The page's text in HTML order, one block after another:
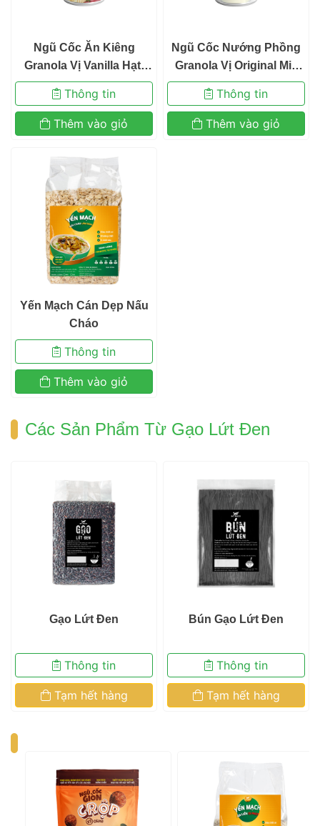
Ngũ Cốc Ăn Kiêng
Granola Vị Vanilla Hạt,
Trái Cây Mix Sữa Chua
Sấy Khô Befresco 300g
Thông tin
Thêm vào giỏ
Ngũ Cốc Nướng Phồng
Granola Vị Original Mix
Hạt Hạnh Nhân
Thông tin
Thêm vào giỏ
Yến Mạch Cán Dẹp Nấu
Cháo
Thông tin
Thêm vào giỏ
Các Sản Phẩm Từ Gạo Lứt Đen
Gạo Lứt Đen
Thông tin
Tạm hết hàng
Bún Gạo Lứt Đen
Thông tin
Tạm hết hàng